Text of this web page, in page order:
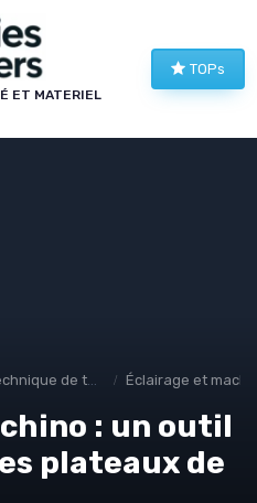
ET MATERIEL
TOPs
de tournage Éclairage et
: un outil
plateaux de